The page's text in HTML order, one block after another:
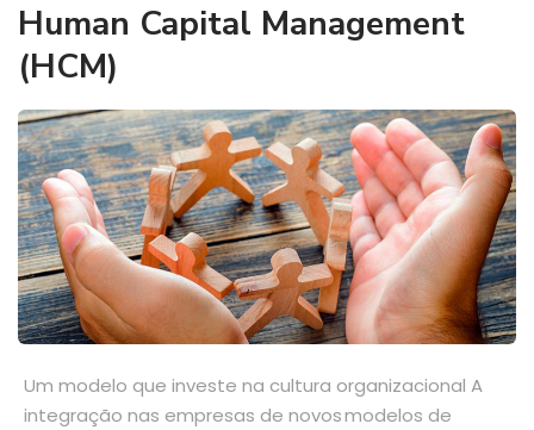
Human Capital Management
(HCM)
Um modelo que investe na cultura organizacional A
integração nas empresas de novos modelos de